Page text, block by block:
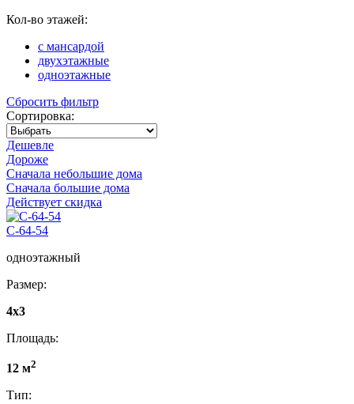
Кол-во этажей:
с мансардой
двухэтажные
одноэтажные
Сбросить фильтр
Сортировка:
Дешевле
Дороже
Сначала небольшие дома
Сначала большие дома
Действует скидка
С-64-54
одноэтажный
Размер:
4х3
Площадь:
12 м2
Тип: